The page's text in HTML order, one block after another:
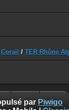
Corail / TER Rhône
par Piwigo